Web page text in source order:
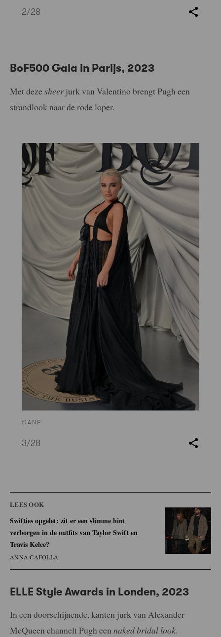
2/28
BoF500 Gala in Parijs, 2023
Met deze sheer jurk van Valentino brengt Pugh een
strandlook naar de rode loper.
©ANP
3/28
LEES OOK
Swifties opgelet: zit er een slimme hint
verborgen in de outfits van Taylor Swift en
Travis Kelce?
ANNA CAFOLLA
ELLE Style Awards in Londen, 2023
In een doorschijnende, kanten jurk van Alexander
McQueen channelt Pugh een naked bridal look.